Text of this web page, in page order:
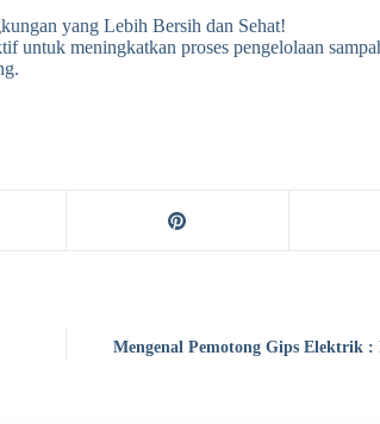
yang Lebih Bersih dan Sehat!
untuk meningkatkan proses pengelolaan
Mengenal Pemotong Gips Elektrik :